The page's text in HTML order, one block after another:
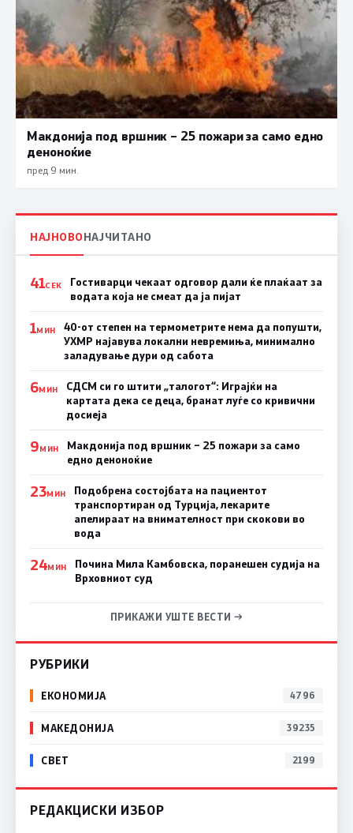
Макдонија под вршник – 25 пожари за само едно
деноноќие
пред 9 мин.
НАЈНОВОНАЈЧИТАНО
41СЕК
Гостиварци чекаат одговор дали ќе плаќаат за
водата која не смеат да ја пијат
1МИН
40-от степен на термометрите нема да попушти,
УХМР најавува локални невремиња, минимално
заладување дури од сабота
6МИН
СДСМ си го штити „талогот“: Играјќи на
картата дека се деца, бранат луѓе со кривични
досиеја
9МИН
Макдонија под вршник – 25 пожари за само
едно деноноќие
23МИН
Подобрена состојбата на пациентот
транспортиран од Турција, лекарите
апелираат на внимателност при скокови во
вода
24МИН
Почина Мила Камбовска, поранешен судија на
Врховниот суд
ПРИКАЖИ УШТЕ ВЕСТИ →
РУБРИКИ
ЕКОНОМИЈА 4796
МАКЕДОНИЈА 39235
СВЕТ 2199
РЕДАКЦИСКИ ИЗБОР